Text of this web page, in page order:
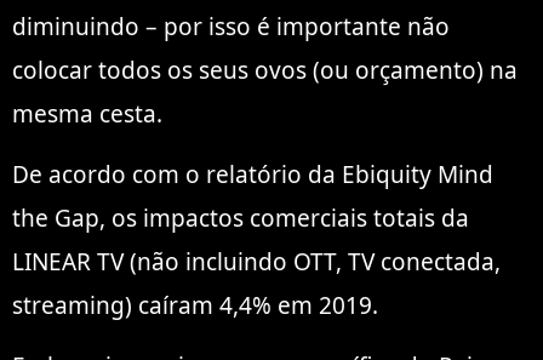
diminuindo – por isso é importante não
colocar todos os seus ovos (ou orçamento) na
mesma cesta.
De acordo com o relatório da Ebiquity Mind
the Gap, os impactos comerciais totais da
LINEAR TV (não incluindo OTT, TV conectada,
streaming) caíram 4,4% em 2019.